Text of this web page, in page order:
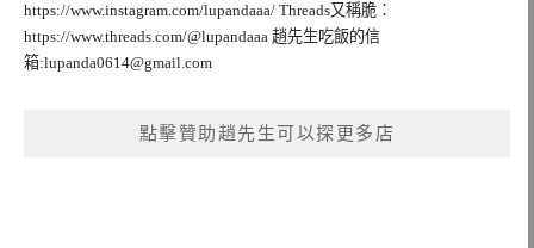
https://www.instagram.com/lupandaaa/ Threads又稱脆：
https://www.threads.com/@lupandaaa 趙先生吃飯的信
箱:lupanda0614@gmail.com
點擊贊助趙先生可以探更多店